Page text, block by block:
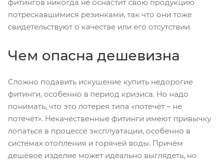
фитингов никогда не оснастит свою продукцию
потрескавшимися резинками, так что они тоже
свидетельствуют о качестве или его отсутствии.
Чем опасна дешевизна
Сложно подавить искушение купить недорогие
фитинги, особенно в период кризиса. Но надо
понимать, что это лотерея типа «потечёт – не
потечёт». Некачественные фитинги имеют привычку
лопаться в процессе эксплуатации, особенно в
системах отопления и горячей воды. Причём
дешёвое изделие может идеально выглядеть, но